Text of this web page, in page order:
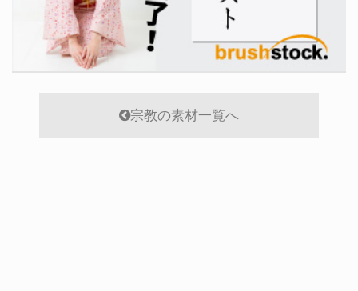
宗教の素材一覧へ